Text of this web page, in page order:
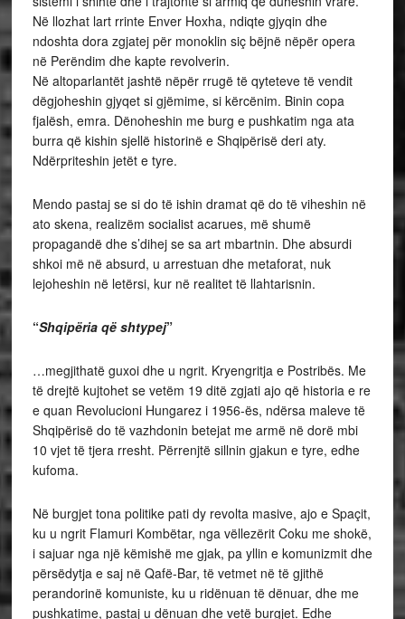
Në llozhat lart rrinte Enver Hoxha, ndiqte gjyqin dhe
ndoshta dora zgjatej për monoklin siç bëjnë nëpër opera
në Perëndim dhe kapte revolverin.
Në altoparlantët jashtë nëpër rrugë të qyteteve të vendit
dëgjoheshin gjyqet si gjëmime, si kërcënim. Binin copa
fjalësh, emra. Dënoheshin me burg e pushkatim nga ata
burra që kishin sjellë historinë e Shqipërisë deri aty.
Ndërpriteshin jetët e tyre.
Mendo pastaj se si do të ishin dramat që do të viheshin në
ato skena, realizëm socialist acarues, më shumë
propagandë dhe s’dihej se sa art mbartnin. Dhe absurdi
shkoi më në absurd, u arrestuan dhe metaforat, nuk
lejoheshin në letërsi, kur në realitet të llahtarisnin.
“Shqipëria që shtypej”
…megjithatë guxoi dhe u ngrit. Kryengritja e Postribës. Me
të drejtë kujtohet se vetëm 19 ditë zgjati ajo që historia e re
e quan Revolucioni Hungarez i 1956-ës, ndërsa maleve të
Shqipërisë do të vazhdonin betejat me armë në dorë mbi
10 vjet të tjera rresht. Përrenjtë sillnin gjakun e tyre, edhe
kufoma.
Në burgjet tona politike pati dy revolta masive, ajo e Spaçit,
ku u ngrit Flamuri Kombëtar, nga vëllezërit Coku me shokë,
i sajuar nga një këmishë me gjak, pa yllin e komunizmit dhe
përsëdytja e saj në Qafë-Bar, të vetmet në të gjithë
perandorinë komuniste, ku u ridënuan të dënuar, dhe me
pushkatime, pastaj u dënuan dhe vetë burgjet. Edhe